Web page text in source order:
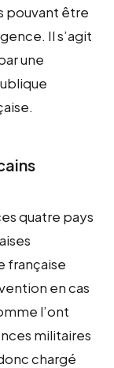
pouvant être
Il s’agit
une
quatre pays
française
en cas
l’ont
militaires
chargé